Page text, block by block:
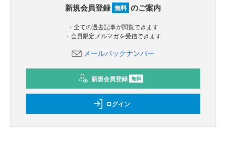
新規会員登録 無料 のご案内
・全ての過去記事が閲覧できます
・会員限定メルマガを受信できます
メールバックナンバー
新規会員登録 無料
ログイン